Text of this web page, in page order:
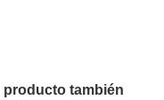
producto también